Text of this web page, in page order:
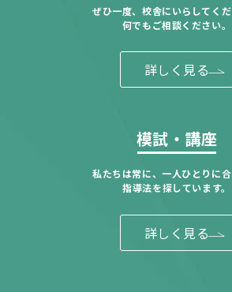
ぜひ一度、校舎にいらしてくだ
何でもご相談ください。
詳しく見る
模試・講座
私たちは常に、一人ひとりに
指導法を探しています。
詳しく見る